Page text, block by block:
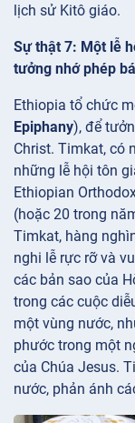
lịch sử Kitô giáo.
Sự thật 7: Một lễ
tưởng nhớ phép
Ethiopia tổ chức
Epiphany), để
Christ. Timkat, có
những lễ hội tôn
Ethiopian
(hoặc 20 trong
Timkat, hàng
nghi lễ rực rỡ và
các bản sao của
trong các cuộc
một vùng nước,
phước trong một
của Chúa Jesus.
nước, phản ánh